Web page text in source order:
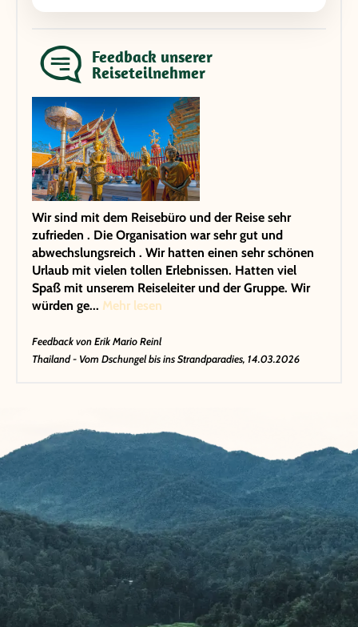
Feedback unserer
Reiseteilnehmer
Wir sind mit dem Reisebüro und der Reise sehr
zufrieden . Die Organisation war sehr gut und
abwechslungsreich . Wir hatten einen sehr schönen
Urlaub mit vielen tollen Erlebnissen. Hatten viel
Spaß mit unserem Reiseleiter und der Gruppe. Wir
würden ge... Mehr lesen
Feedback vonErik Mario Reinl
Thailand - Vom Dschungel bis ins Strandparadies, 14.03.2026